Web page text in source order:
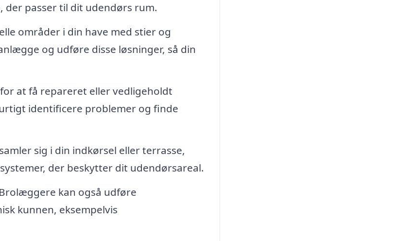
passer til dit udendørs rum.
områder i din have med stier og
og udføre disse løsninger, så din
at få repareret eller vedligeholdt
identificere problemer og finde
sig i din indkørsel eller terrasse,
der beskytter dit udendørsareal.
kan også udføre
kunnen, eksempelvis